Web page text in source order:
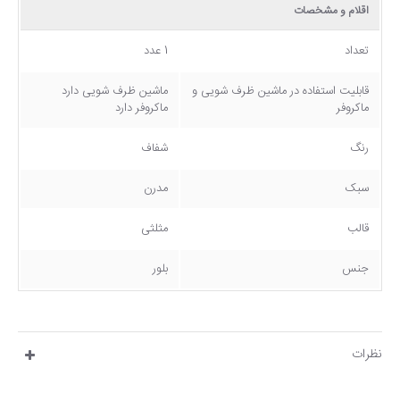
اقلام و مشخصات
تعداد 1 عدد
قابلیت استفاده در ماشین ظرف شویی و
ماکروفر
ماشین ظرف شویی دارد
ماکروفر دارد
رنگ شفاف
سبک مدرن
قالب مثلثی
جنس بلور
نظرات